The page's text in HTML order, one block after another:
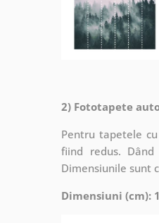
2) Fototapete
Pentru tapetele
fiind redus.
Dimensiunile sunt
Dimensiuni (cm):